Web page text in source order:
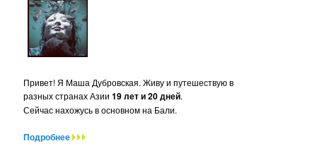
Привет! Я Маша Дубровская. Живу и путешествую в
разных странах Азии19 лет и 20 дней.
Сейчас нахожусь в основном на Бали.
Подробнее